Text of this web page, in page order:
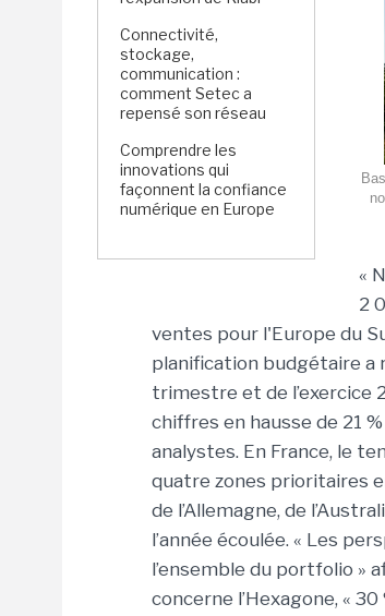
Connectivité,
stockage,
communication :
comment Setec a
repensé son réseau
Comprendre les
innovations qui
façonnent la confiance
numérique en Europe
«
2
ventes pour l'Europe du
planification budgétaire a
trimestre et de l’exercice
chiffres en hausse de 21
analystes. En France, le
quatre zones prioritaires
de l’Allemagne, de
l’année écoulée. « Les
l’ensemble du portfolio »
concerne l’Hexagone, «